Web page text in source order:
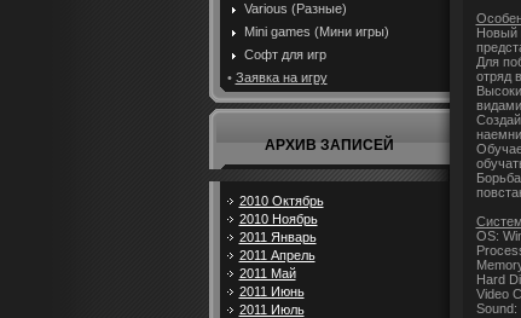
Various (Разные)
Mini games (Мини игры)
Софт для игр
• Заявка на игру
АРХИВ ЗАПИСЕЙ
2010 Октябрь
2010 Ноябрь
2011 Январь
2011 Апрель
2011 Май
2011 Июнь
2011 Июль
Новый
Для
отряд
OS:
Hard
Video
Sound: